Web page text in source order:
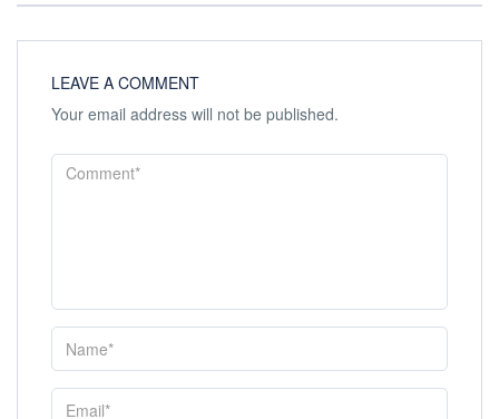
LEAVE A COMMENT
Your email address will not be published.